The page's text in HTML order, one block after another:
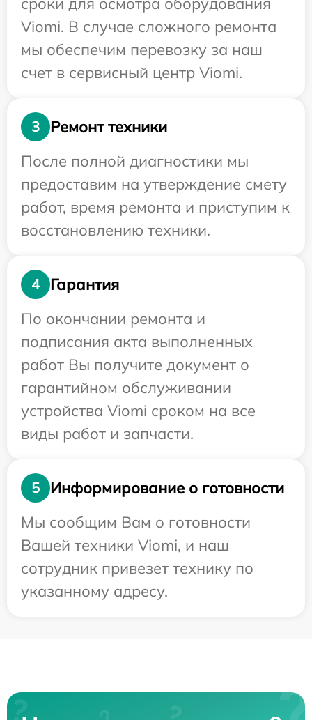
Viomi. В случае сложного ремонта
мы обеспечим перевозку за наш
счет в сервисный центр Viomi.
3
Ремонт техники
После полной диагностики мы
предоставим на утверждение смету
работ, время ремонта и приступим к
восстановлению техники.
4
Гарантия
По окончании ремонта и
подписания акта выполненных
работ Вы получите документ о
гарантийном обслуживании
устройства Viomi сроком на все
виды работ и запчасти.
5
Информирование о готовности
Мы сообщим Вам о готовности
Вашей техники Viomi, и наш
сотрудник привезет технику по
указанному адресу.